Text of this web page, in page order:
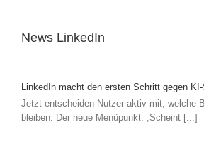
News LinkedIn
LinkedIn macht den ersten Schritt gegen
Jetzt entscheiden Nutzer aktiv mit, welche
bleiben. Der neue Menüpunkt: „Scheint [...]